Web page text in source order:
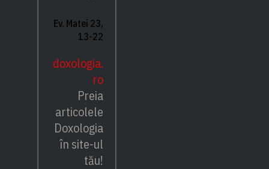
Ev. Matei 23,
13-22
doxologia.
ro
Preia
articolele
Doxologia
în site-ul
tău!